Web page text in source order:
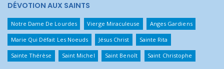
DÉVOTION AUX SAINTS
Notre Dame De Lourdes Vierge Miraculeuse Anges Gardiens
Marie Qui Défait Les Noeuds Jésus Christ Sainte Rita
Sainte Thérèse Saint Michel Saint Benoît Saint Christophe